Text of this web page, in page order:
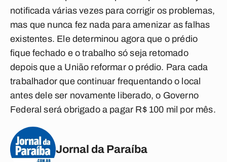
notificada várias vezes para corrigir os problemas,
mas que nunca fez nada para amenizar as falhas
existentes. Ele determinou agora que o prédio
fique fechado e o trabalho só seja retomado
depois que a União reformar o prédio. Para cada
trabalhador que continuar frequentando o local
antes dele ser novamente liberado, o Governo
Federal será obrigado a pagar R$ 100 mil por mês.
Jornal da Paraíba